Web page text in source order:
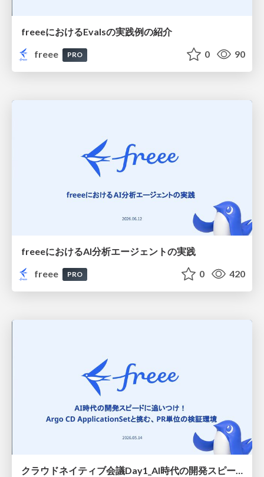
freeeにおけるEvalsの実践例の紹介
freee
PRO 0 90
freeeにおけるAI分析エージェントの実践
freee
PRO 0 420
クラウドネイティブ会議Day1_AI時代の開発スピードに追いつけ！ Argo CD ApplicationSetと挑む、PR単位の検証環境/Cloud Native Conference Day 1: Keeping Pace with Development Speeds in the AI Era! Building a Pull Request-Level Testing Environment with Argo CD ApplicationSet